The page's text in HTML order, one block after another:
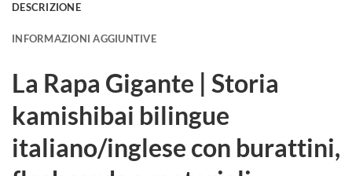
DESCRIZIONE
INFORMAZIONI AGGIUNTIVE
La Rapa Gigante | Storia
kamishibai bilingue
italiano/inglese con burattini,